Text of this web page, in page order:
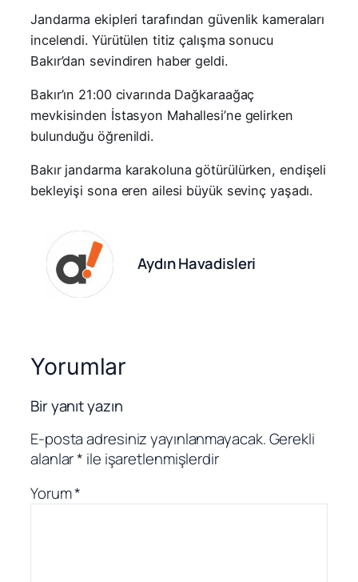
Jandarma ekipleri tarafından güvenlik kameraları
incelendi. Yürütülen titiz çalışma sonucu
Bakır’dan sevindiren haber geldi.
Bakır’ın 21:00 civarında Dağkaraağaç
mevkisinden İstasyon Mahallesi’ne gelirken
bulunduğu öğrenildi.
Bakır jandarma karakoluna götürülürken, endişeli
bekleyişi sona eren ailesi büyük sevinç yaşadı.
Aydın Havadisleri
Yorumlar
Bir yanıt yazın
E-posta adresiniz yayınlanmayacak.Gerekli
alanlar* ile işaretlenmişlerdir
Yorum*